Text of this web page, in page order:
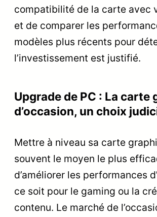
compatibilité de la carte avec
et de comparer les
modèles plus récents pour
l’investissement est justifié.
Upgrade de PC : La carte
d’occasion, un choix
Mettre à niveau sa carte
souvent le moyen le plus
d’améliorer les performances
ce soit pour le gaming ou la
contenu. Le marché de